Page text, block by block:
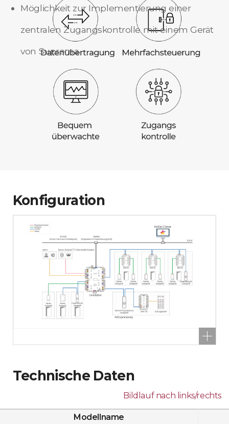
Möglichkeit zur Implementierung einer
zentralen Zugangskontrolle mit einem Gerät
von Suprema
Konfiguration
Technische Daten
Bildlauf nach links/rechts
Modellname